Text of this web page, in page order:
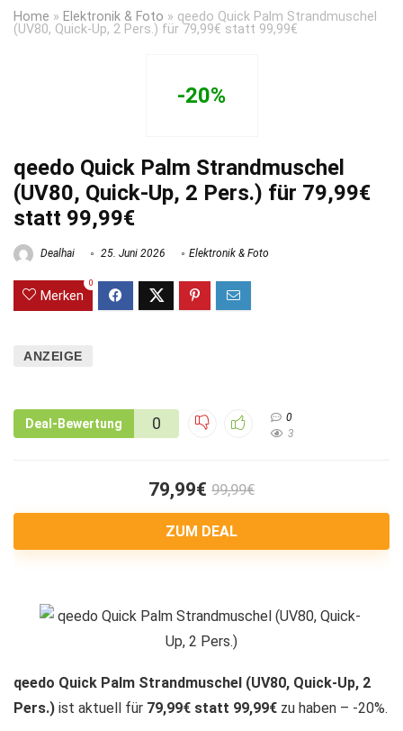
Home » Elektronik & Foto » qeedo Quick Palm Strandmuschel
(UV80, Quick-Up, 2 Pers.) für 79,99€ statt 99,99€
-20%
qeedo Quick Palm Strandmuschel
(UV80, Quick-Up, 2 Pers.) für 79,99€
statt 99,99€
Dealhai 25. Juni 2026 Elektronik & Foto
Merken
0
ANZEIGE
Deal-Bewertung 0
0
3
79,99€ 99,99€
ZUM DEAL
qeedo Quick Palm Strandmuschel (UV80, Quick-Up, 2
Pers.) ist aktuell für 79,99€ statt 99,99€ zu haben – -20%.